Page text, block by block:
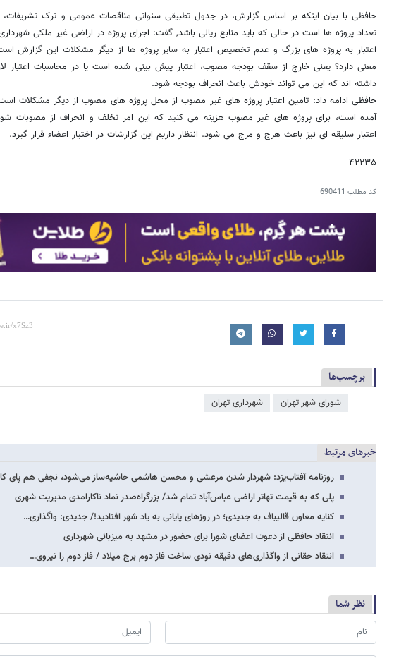
حافظی با بیان اینکه بر اساس گزارش، در جدول تطبیقی سنواتی مناقصات عمومی و ترک
تعداد پروژه ها است در حالی که باید منابع ریالی باشد, گفت: اجرای پروژه در اراضی غیر ملکی
اعتبار به پروژه های بزرگ و عدم تخصیص اعتبار به سایر پروژه ها از دیگر مشکلات این گزارش
معنی دارد؟ یعنی خارج از سقف بودجه مصوب، اعتبار پیش بینی شده است یا در محاسبات اعتبار
داشته اند که این می تواند خودش باعث انحراف بودجه شود.
حافظی ادامه داد: تامین اعتبار پروژه های غیر مصوب از محل پروژه های مصوب از دیگر مشکلات
آمده است، برای پروژه های غیر مصوب هزینه می کنید که این امر تخلف و انحراف از مصوبات
اعتبار سلیقه ای نیز باعث هرج و مرج می شود. انتظار داریم این گزارشات در اختیار اعضاء قرار گیرد.
۴۲۲۳۵
کد مطلب 690411
برچسب‌ها
شورای شهر تهران شهرداری تهران
خبرهای مرتبط
روزنامه آفتاب‌یزد: شهردار شدن مرعشی و محسن هاشمی حاشیه‌ساز می‌شود، نجفی هم پای
پلی که به قیمت تهاتر اراضی عباس‌آباد تمام شد/ بزرگراه‌صدر نماد ناکارامدی مدیریت شهری
کنایه معاون قالیباف به جدیدی؛ در روزهای پایانی به یاد شهر افتادید!/ جدیدی: واگذاری…
انتقاد حافظی از دعوت اعضای شورا برای حضور در مشهد به میزبانی شهرداری
انتقاد حقانی از واگذاری‌های دقیقه نودی ساخت فاز دوم برج میلاد / فاز دوم را نیروی…
نظر شما